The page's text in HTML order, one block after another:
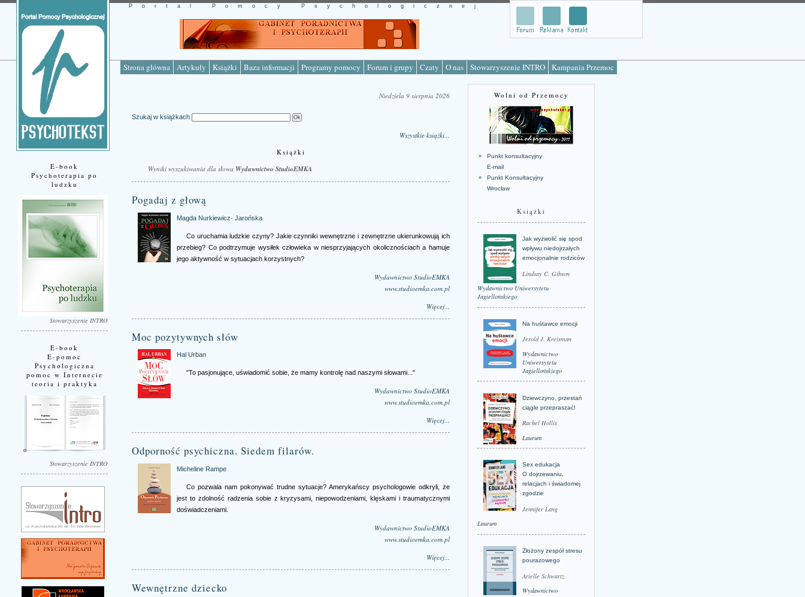
Strona główna Artykuły Książki Baza informacji Programy pomocy Forum i grupy Czaty O nas Stowarzyszenie INTRO Kampania Przemoc
Portal Pomocy Psychologicznej
E-book
Psychoterapia po
ludzku
Stowarzyszenie INTRO
E-book
E-pomoc
Psychologiczna
pomoc w Internecie
teoria i praktyka
Stowarzyszenie INTRO
Niedziela 9 sierpnia 2026
Szukaj w książkach
Wszystkie książki...
Książki
Wyniki wyszukiwania dla słowa Wydawnictwo StudioEMKA
Pogadaj z głową
Magda Nurkiewicz- Jarońska
Co uruchamia ludzkie czyny? Jakie czynniki wewnętrzne i zewnętrzne ukierunkowują ich
przebieg? Co podtrzymuje wysiłek człowieka w niesprzyjających okolicznościach a hamuje
jego aktywność w sytuacjach korzystnych?
Wydawnictwo StudioEMKA
www.studioemka.com.pl
Więcej...
Moc pozytywnych słów
Hal Urban
"To pasjonujące, uświadomić sobie, że mamy kontrolę nad naszymi słowami..."
Wydawnictwo StudioEMKA
www.studioemka.com.pl
Więcej...
Odporność psychiczna. Siedem filarów.
Micheline Rampe
Co pozwala nam pokonywać trudne sytuacje? Amerykańscy psychologowie odkryli, że
jest to zdolność radzenia sobie z kryzysami, niepowodzeniami, klęskami i traumatycznymi
doświadczeniami.
Wydawnictwo StudioEMKA
www.studioemka.com.pl
Więcej...
Wewnętrzne dziecko
Wolni od Przemocy
Punkt konsultacyjny
E-mail
Punkt Konsultacyjny
Wrocław
Książki
Jak wyzwolić się spod
wpływu niedojrzałych
emocjonalnie rodziców
Lindsay C. Gibson
Wydawnictwo Uniwersytetu
Jagiellońskiego
Na huśtawce emocji
Jerold J. Kreisman
Wydawnictwo
Uniwersytetu
Jagiellońskiego
Dziewczyno, przestań
ciągle przepraszać!
Rachel Hollis
Laurum
Sex edukacja
O dojrzewaniu,
relacjach i świadomej
zgodzie
Jennifer Lang
Laurum
Złożony zespół stresu
pourazowego
Arielle Schwartz
Wydawnictwo